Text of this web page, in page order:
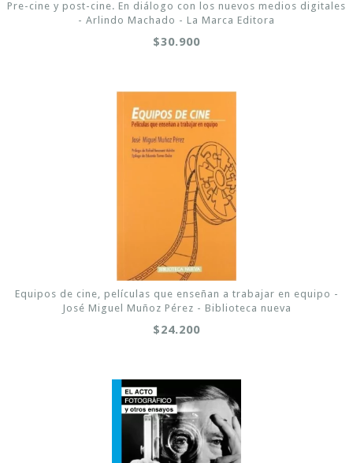
Pre-cine y post-cine. En diálogo con los nuevos medios digitales
- Arlindo Machado - La Marca Editora
$30.900
Equipos de cine, películas que enseñan a trabajar en equipo -
José Miguel Muñoz Pérez - Biblioteca nueva
$24.200